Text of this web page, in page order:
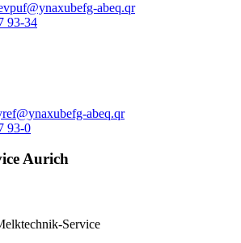
abeq.qr
93-34
abeq.qr
93-0
Aurich
Service